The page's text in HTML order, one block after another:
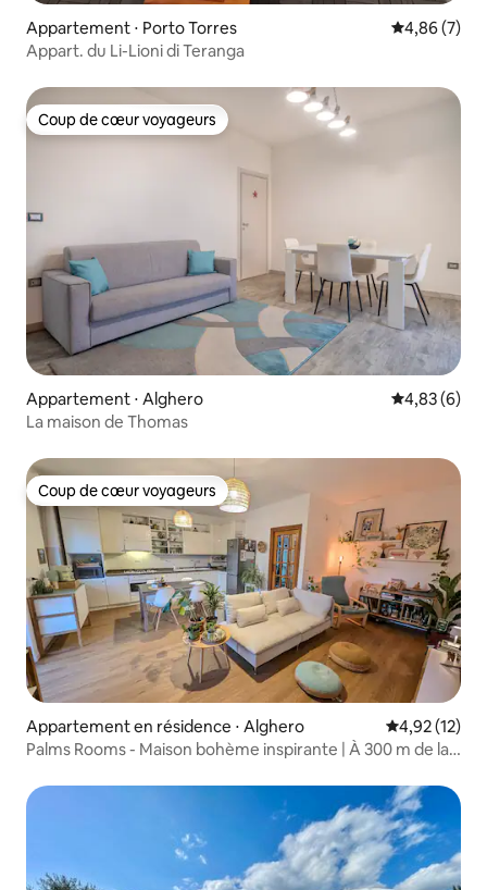
Appartement ⋅ Porto Torres Évaluation
4,86 (7)
Appart. du Li-Lioni di Teranga
Coup de cœur voyageurs
Coup de cœur voyageurs
Appartement ⋅ Alghero Évaluation
4,83 (6)
La maison de Thomas
Coup de cœur voyageurs
Coup de cœur voyageurs
Appartement en résidence ⋅ Alghero Évaluation
4,92 (12)
Palms Rooms - Maison bohème inspirante | À 300 m de la